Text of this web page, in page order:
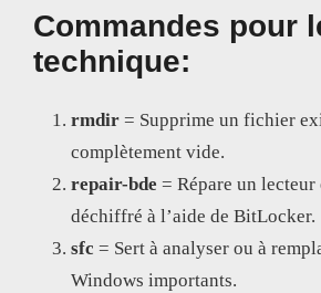
Commandes pour
technique:
rmdir = Supprime un fichier
complètement vide.
repair-bde = Répare un lecteur
déchiffré à l’aide de BitLocker.
sfc = Sert à analyser ou à
Windows importants.